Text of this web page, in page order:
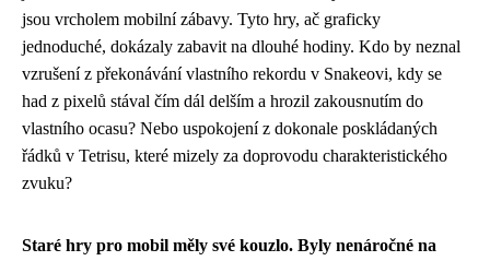
jsou vrcholem mobilní zábavy. Tyto hry, ač graficky
jednoduché, dokázaly zabavit na dlouhé hodiny. Kdo by neznal
vzrušení z překonávání vlastního rekordu v Snakeovi, kdy se
had z pixelů stával čím dál delším a hrozil zakousnutím do
vlastního ocasu? Nebo uspokojení z dokonale poskládaných
řádků v Tetrisu, které mizely za doprovodu charakteristického
zvuku?
Staré hry pro mobil měly své kouzlo. Byly nenáročné na